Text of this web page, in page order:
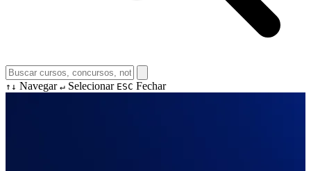
↑↓ Navegar ↵ Selecionar ESC Fechar